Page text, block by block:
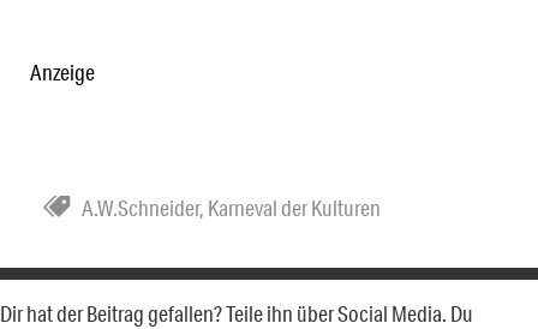
Anzeige
A.W.Schneider, Karneval der Kulturen
Dir hat der Beitrag gefallen? Teile ihn über Social Media. Du